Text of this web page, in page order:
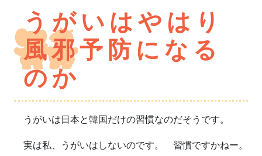
うがいはやはり
風邪予防になる
のか
うがいは日本と韓国だけの習慣なのだそうです。
実は私、うがいはしないのです。 習慣ですかねー。